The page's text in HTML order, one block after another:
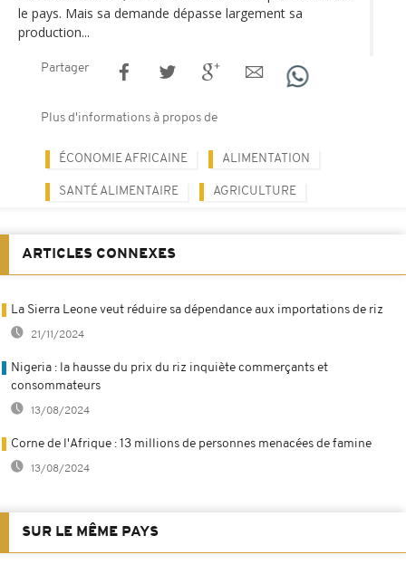
le pays. Mais sa demande dépasse largement sa
production...
Partager
Plus d'informations à propos de
ÉCONOMIE AFRICAINE ALIMENTATION
SANTÉ ALIMENTAIRE AGRICULTURE
ARTICLES CONNEXES
La Sierra Leone veut réduire sa dépendance aux importations de riz
21/11/2024
Nigeria : la hausse du prix du riz inquiète commerçants et
consommateurs
13/08/2024
Corne de l'Afrique : 13 millions de personnes menacées de famine
13/08/2024
SUR LE MÊME PAYS